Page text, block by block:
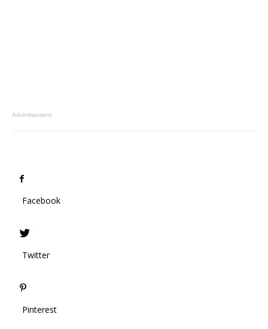
Advertisement
Facebook
Twitter
Pinterest